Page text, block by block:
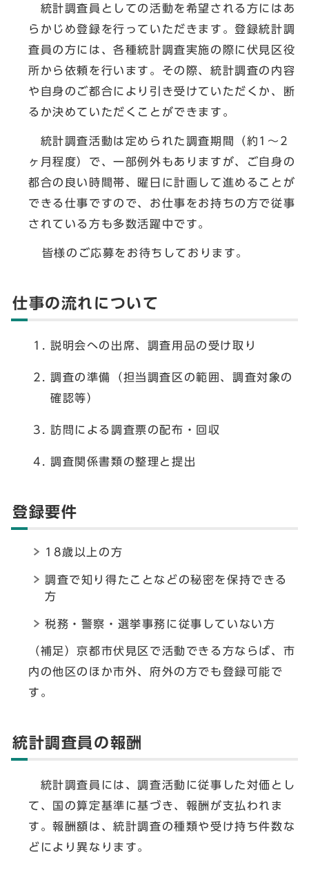
統計調査員としての活動を希望される方にはあ
らかじめ登録を行っていただきます。登録統計調
査員の方には、各種統計調査実施の際に伏見区役
所から依頼を行います。その際、統計調査の内容
や自身のご都合により引き受けていただくか、断
るか決めていただくことができます。
統計調査活動は定められた調査期間（約1～2
ヶ月程度）で、一部例外もありますが、ご自身の
都合の良い時間帯、曜日に計画して進めることが
できる仕事ですので、お仕事をお持ちの方で従事
されている方も多数活躍中です。
皆様のご応募をお待ちしております。
仕事の流れについて
説明会への出席、調査用品の受け取り
調査の準備（担当調査区の範囲、調査対象の
確認等）
訪問による調査票の配布・回収
調査関係書類の整理と提出
登録要件
18歳以上の方
調査で知り得たことなどの秘密を保持できる
方
税務・警察・選挙事務に従事していない方
（補足）京都市伏見区で活動できる方ならば、市
内の他区のほか市外、府外の方でも登録可能で
す。
統計調査員の報酬
統計調査員には、調査活動に従事した対価とし
て、国の算定基準に基づき、報酬が支払われま
す。報酬額は、統計調査の種類や受け持ち件数な
どにより異なります。